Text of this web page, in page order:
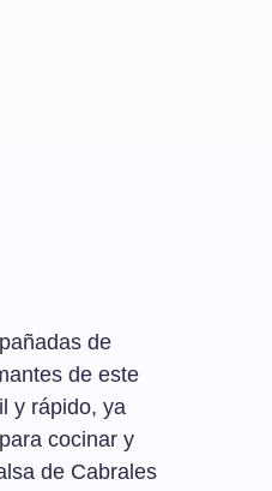
de
de este
y rápido, ya
cocinar y
de Cabrales